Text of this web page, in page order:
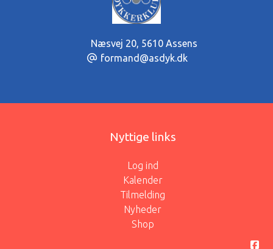
Næsvej 20, 5610 Assens
formand@asdyk.dk
Nyttige links
Log ind
Kalender
Tilmelding
Nyheder
Shop